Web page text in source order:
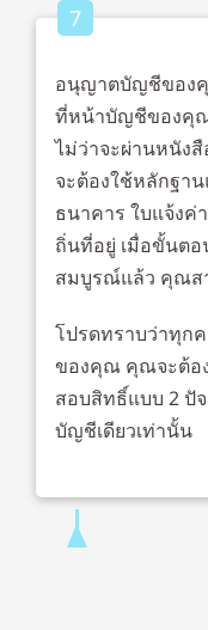
7
อนุญาตบัญชีของ
ที่หน้าบัญชีของคุณ
ไม่ว่าจะผ่านหนัง
จะต้องใช้หลักฐา
ธนาคาร ใบแจ้ง
ถิ่นที่อยู่ เมื่อขั้นตอ
สมบูรณ์แล้ว คุณส
โปรดทราบว่าทุก
ของคุณ คุณจะต้อ
สอบสิทธิ์แบบ 2 ปั
บัญชีเดียวเท่านั้น